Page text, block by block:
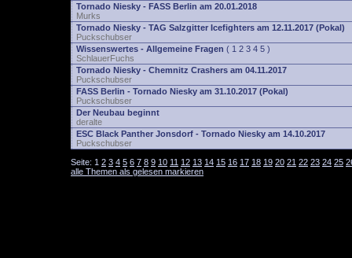
Tornado Niesky - FASS Berlin am 20.01.2018
Murks
Tornado Niesky - TAG Salzgitter Icefighters am 12.11.2017 (Pokal)
Puckschubser
Wissenswertes - Allgemeine Fragen ( 1 2 3 4 5 )
SchlauerFuchs
Tornado Niesky - Chemnitz Crashers am 04.11.2017
Puckschubser
FASS Berlin - Tornado Niesky am 31.10.2017 (Pokal)
Puckschubser
Der Neubau beginnt
deralte
ESC Black Panther Jonsdorf - Tornado Niesky am 14.10.2017
Puckschubser
Seite: 1 2 3 4 5 6 7 8 9 10 11 12 13 14 15 16 17 18 19 20 21 22 23 24 25
alle Themen als gelesen markieren